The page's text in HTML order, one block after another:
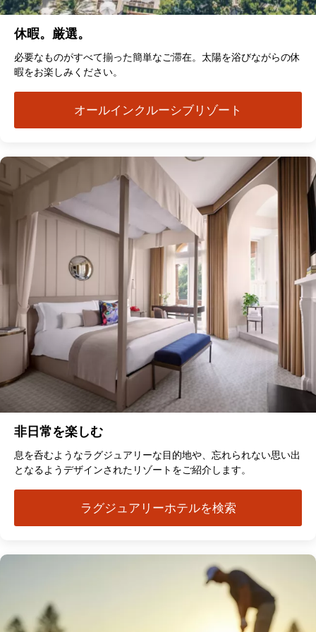
休暇。厳選。
必要なものがすべて揃った簡単なご滞在。太陽を浴びながらの休
暇をお楽しみください。
オールインクルーシブリゾート
非日常を楽しむ
息を呑むようなラグジュアリーな目的地や、忘れられない思い出
となるようデザインされたリゾートをご紹介します。
ラグジュアリーホテルを検索